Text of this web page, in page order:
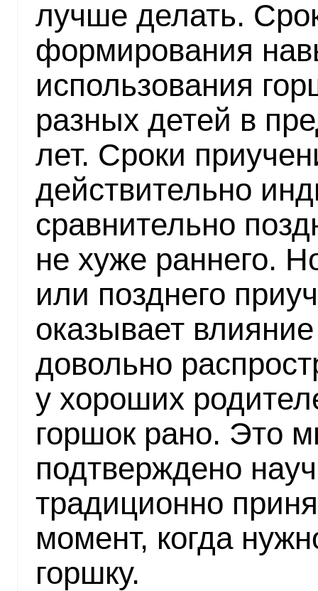
лучше делать.
формирования
использования
разных детей в
лет. Сроки
действительно
сравнительно
не хуже раннего.
или позднего
оказывает
довольно
у хороших
горшок рано. Это
подтверждено
традиционно
момент, когда
горшку.